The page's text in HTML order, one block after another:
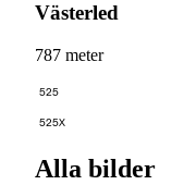
Västerled
787 meter
525
525X
Alla bilder